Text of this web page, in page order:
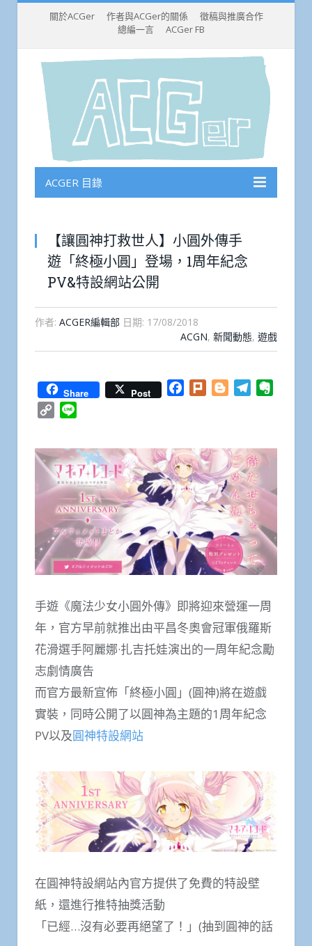
關於ACGer 作者與ACGer的關係
徵稿與推廣合作
總編一言
ACGer FB
ACGER 目錄
【讓圓神打救世人】小圓外傳手
遊「終極小圓」登場，1周年紀念
PV&特設網站公開
作者: ACGER編輯部 日期: 17/08/2018
ACGN, 新聞動態, 遊戲
Share Post Facebook
Plurk BloggerTelegram
Copy
手遊《魔法少女小圓外傳》即將迎來營運一周
年，官方早前就推出由平昌冬奧會冠軍俄羅斯
花滑選手阿麗娜·扎吉托娃演出的一周年紀念勵
志劇情廣告
而官方最新宣佈「終極小圓」(圓神)將在遊戲
實裝，同時公開了以圓神為主題的1周年紀念
PV以及圓神特設網站
在圓神特設網站內官方提供了免費的特設壁
紙，還進行推特抽獎活動
「已經…沒有必要再絕望了！」(抽到圓神的話